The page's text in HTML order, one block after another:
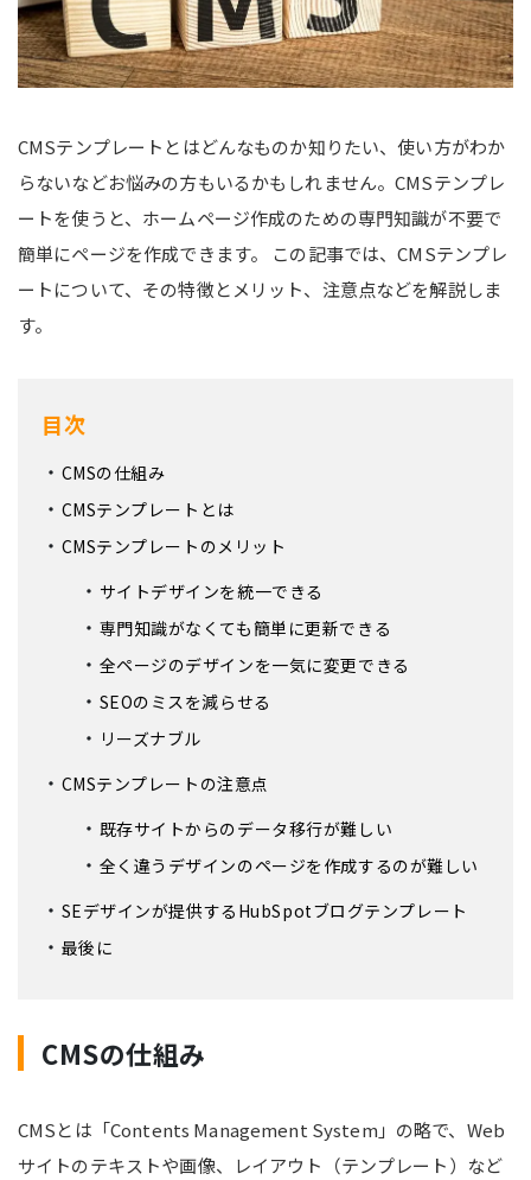
CMSテンプレートとはどんなものか知りたい、使い方がわか
らないなどお悩みの方もいるかもしれません。CMSテンプレ
ートを使うと、ホームページ作成のための専門知識が不要で
簡単にページを作成できます。 この記事では、CMSテンプレ
ートについて、その特徴とメリット、注意点などを解説しま
す。
目次
CMSの仕組み
CMSテンプレートとは
CMSテンプレートのメリット
サイトデザインを統一できる
専門知識がなくても簡単に更新できる
全ページのデザインを一気に変更できる
SEOのミスを減らせる
リーズナブル
CMSテンプレートの注意点
既存サイトからのデータ移行が難しい
全く違うデザインのページを作成するのが難しい
SEデザインが提供するHubSpotブログテンプレート
最後に
CMSの仕組み
CMSとは「Contents Management System」の略で、Web
サイトのテキストや画像、レイアウト（テンプレート）など